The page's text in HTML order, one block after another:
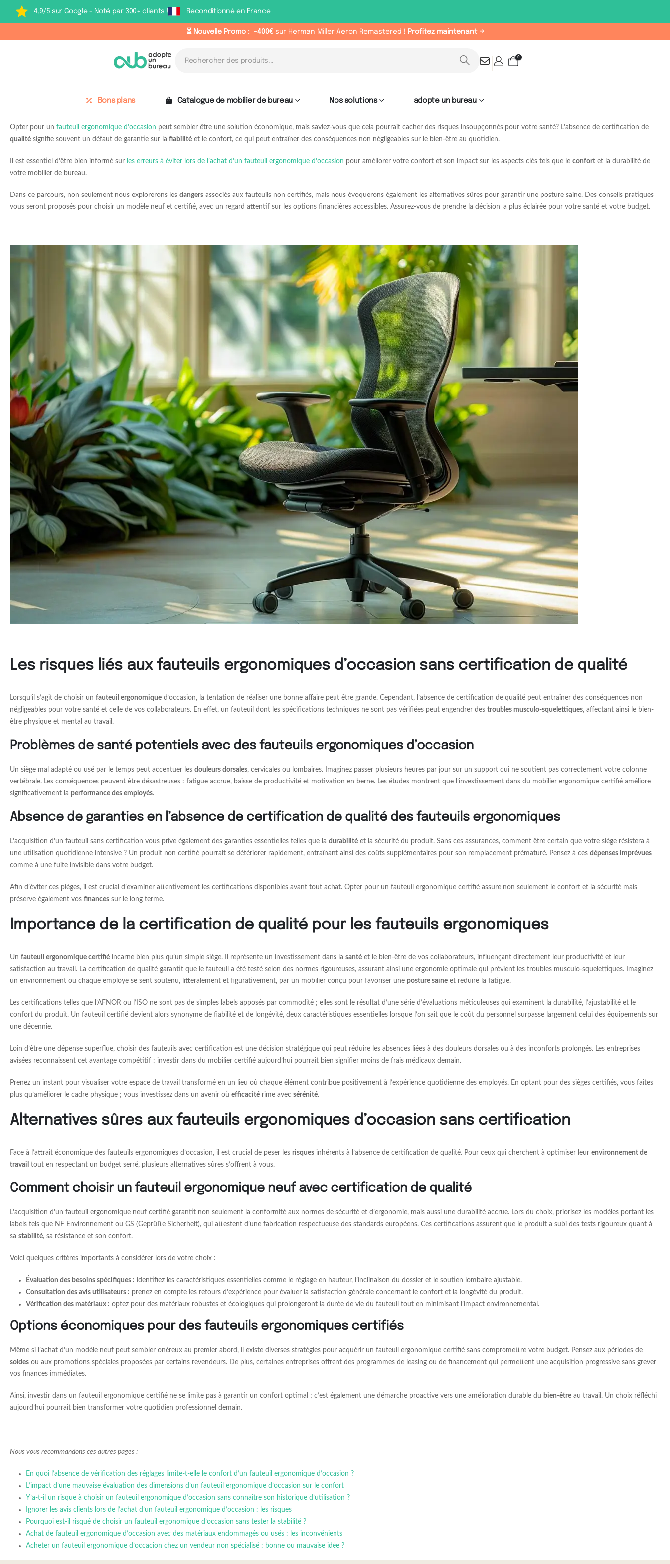
4,9/5 sur Google - Noté par 300+ clients ! Reconditionné en France
⏳ Nouvelle Promo : -400€sur Herman Miller Aeron Remastered ! Profitez maintenant →
0
Bons plans Catalogue de mobilier de bureau Nos solutions adopte un bureau
Opter pour un fauteuil ergonomique d’occasion peut sembler être une solution économique, mais saviez-vous que cela pourrait cacher des risques insoupçonnés pour votre santé? L’absence de certification de
qualité signifie souvent un défaut de garantie sur la fiabilité et le confort, ce qui peut entraîner des conséquences non négligeables sur le bien-être au quotidien.
Il est essentiel d’être bien informé sur les erreurs à éviter lors de l’achat d’un fauteuil ergonomique d’occasion pour améliorer votre confort et son impact sur les aspects clés tels que le confort et la durabilité de
votre mobilier de bureau.
Dans ce parcours, non seulement nous explorerons les dangers associés aux fauteuils non certifiés, mais nous évoquerons également les alternatives sûres pour garantir une posture saine. Des conseils pratiques
vous seront proposés pour choisir un modèle neuf et certifié, avec un regard attentif sur les options financières accessibles. Assurez-vous de prendre la décision la plus éclairée pour votre santé et votre budget.
Les risques liés aux fauteuils ergonomiques d’occasion sans certification de qualité
Lorsqu’il s’agit de choisir un fauteuil ergonomique d’occasion, la tentation de réaliser une bonne affaire peut être grande. Cependant, l’absence de certification de qualité peut entraîner des conséquences non
négligeables pour votre santé et celle de vos collaborateurs. En effet, un fauteuil dont les spécifications techniques ne sont pas vérifiées peut engendrer des troubles musculo-squelettiques, affectant ainsi le bien-
être physique et mental au travail.
Problèmes de santé potentiels avec des fauteuils ergonomiques d’occasion
Un siège mal adapté ou usé par le temps peut accentuer les douleurs dorsales, cervicales ou lombaires. Imaginez passer plusieurs heures par jour sur un support qui ne soutient pas correctement votre colonne
vertébrale. Les conséquences peuvent être désastreuses : fatigue accrue, baisse de productivité et motivation en berne. Les études montrent que l’investissement dans du mobilier ergonomique certifié améliore
significativement la performance des employés.
Absence de garanties en l’absence de certification de qualité des fauteuils ergonomiques
L’acquisition d’un fauteuil sans certification vous prive également des garanties essentielles telles que la durabilité et la sécurité du produit. Sans ces assurances, comment être certain que votre siège résistera à
une utilisation quotidienne intensive ? Un produit non certifié pourrait se détériorer rapidement, entraînant ainsi des coûts supplémentaires pour son remplacement prématuré. Pensez à ces dépenses imprévues
comme à une fuite invisible dans votre budget.
Afin d’éviter ces pièges, il est crucial d’examiner attentivement les certifications disponibles avant tout achat. Opter pour un fauteuil ergonomique certifié assure non seulement le confort et la sécurité mais
préserve également vos finances sur le long terme.
Importance de la certification de qualité pour les fauteuils ergonomiques
Un fauteuil ergonomique certifié incarne bien plus qu’un simple siège. Il représente un investissement dans la santé et le bien-être de vos collaborateurs, influençant directement leur productivité et leur
satisfaction au travail. La certification de qualité garantit que le fauteuil a été testé selon des normes rigoureuses, assurant ainsi une ergonomie optimale qui prévient les troubles musculo-squelettiques. Imaginez
un environnement où chaque employé se sent soutenu, littéralement et figurativement, par un mobilier conçu pour favoriser une posture saine et réduire la fatigue.
Les certifications telles que l’AFNOR ou l’ISO ne sont pas de simples labels apposés par commodité ; elles sont le résultat d’une série d’évaluations méticuleuses qui examinent la durabilité, l’ajustabilité et le
confort du produit. Un fauteuil certifié devient alors synonyme de fiabilité et de longévité, deux caractéristiques essentielles lorsque l’on sait que le coût du personnel surpasse largement celui des équipements sur
une décennie.
Loin d’être une dépense superflue, choisir des fauteuils avec certification est une décision stratégique qui peut réduire les absences liées à des douleurs dorsales ou à des inconforts prolongés. Les entreprises
avisées reconnaissent cet avantage compétitif : investir dans du mobilier certifié aujourd’hui pourrait bien signifier moins de frais médicaux demain.
Prenez un instant pour visualiser votre espace de travail transformé en un lieu où chaque élément contribue positivement à l’expérience quotidienne des employés. En optant pour des sièges certifiés, vous faites
plus qu’améliorer le cadre physique ; vous investissez dans un avenir où efficacité rime avec sérénité.
Alternatives sûres aux fauteuils ergonomiques d’occasion sans certification
Face à l’attrait économique des fauteuils ergonomiques d’occasion, il est crucial de peser les risques inhérents à l’absence de certification de qualité. Pour ceux qui cherchent à optimiser leur environnement de
travail tout en respectant un budget serré, plusieurs alternatives sûres s’offrent à vous.
Comment choisir un fauteuil ergonomique neuf avec certification de qualité
L’acquisition d’un fauteuil ergonomique neuf certifié garantit non seulement la conformité aux normes de sécurité et d’ergonomie, mais aussi une durabilité accrue. Lors du choix, priorisez les modèles portant les
labels tels que NF Environnement ou GS (Geprüfte Sicherheit), qui attestent d’une fabrication respectueuse des standards européens. Ces certifications assurent que le produit a subi des tests rigoureux quant à
sa stabilité, sa résistance et son confort.
Voici quelques critères importants à considérer lors de votre choix :
Évaluation des besoins spécifiques : identifiez les caractéristiques essentielles comme le réglage en hauteur, l’inclinaison du dossier et le soutien lombaire ajustable.
Consultation des avis utilisateurs : prenez en compte les retours d’expérience pour évaluer la satisfaction générale concernant le confort et la longévité du produit.
Vérification des matériaux : optez pour des matériaux robustes et écologiques qui prolongeront la durée de vie du fauteuil tout en minimisant l’impact environnemental.
Options économiques pour des fauteuils ergonomiques certifiés
Même si l’achat d’un modèle neuf peut sembler onéreux au premier abord, il existe diverses stratégies pour acquérir un fauteuil ergonomique certifié sans compromettre votre budget. Pensez aux périodes de
soldes ou aux promotions spéciales proposées par certains revendeurs. De plus, certaines entreprises offrent des programmes de leasing ou de financement qui permettent une acquisition progressive sans grever
vos finances immédiates.
Ainsi, investir dans un fauteuil ergonomique certifié ne se limite pas à garantir un confort optimal ; c’est également une démarche proactive vers une amélioration durable du bien-être au travail. Un choix réfléchi
aujourd’hui pourrait bien transformer votre quotidien professionnel demain.
Nous vous recommandons ces autres pages :
En quoi l’absence de vérification des réglages limite-t-elle le confort d’un fauteuil ergonomique d’occasion ?
L’impact d’une mauvaise évaluation des dimensions d’un fauteuil ergonomique d’occasion sur le confort
Y’a-t-il un risque à choisir un fauteuil ergonomique d’occasion sans connaître son historique d’utilisation ?
Ignorer les avis clients lors de l’achat d’un fauteuil ergonomique d’occasion : les risques
Pourquoi est-il risqué de choisir un fauteuil ergonomique d’occasion sans tester la stabilité ?
Achat de fauteuil ergonomique d’occasion avec des matériaux endommagés ou usés : les inconvénients
Acheter un fauteuil ergonomique d’occacion chez un vendeur non spécialisé : bonne ou mauvaise idée ?